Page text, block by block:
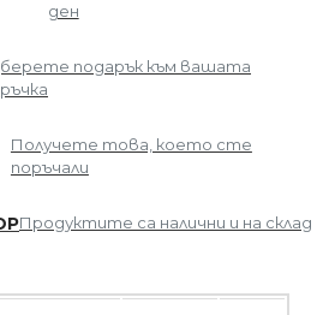
ден
подарък към вашата
Получете това, което сте
поръчали
Продуктите са налични и на склад